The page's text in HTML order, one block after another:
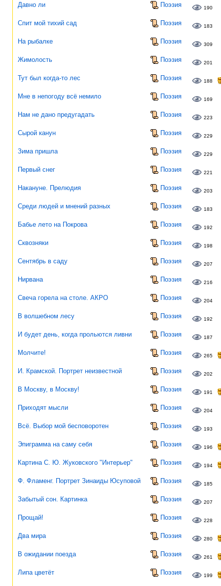
Давно ли Поэзия 190
Спит мой тихий сад Поэзия 183
На рыбалке Поэзия 309
Жимолость Поэзия 201
Тут был когда-то лес Поэзия 188
Мне в непогоду всё немило Поэзия 169
Нам не дано предугадать Поэзия 223
Сырой канун Поэзия 229
Зима пришла Поэзия 229
Первый снег Поэзия 221
Накануне. Прелюдия Поэзия 203
Среди людей и мнений разных Поэзия 183
Бабье лето на Покрова Поэзия 192
Сквозняки Поэзия 198
Сентябрь в саду Поэзия 207
Нирвана Поэзия 216
Свеча горела на столе. АКРО Поэзия 204
В волшебном лесу Поэзия 192
И будет день, когда прольются ливни Поэзия 187
Молчите! Поэзия 265
И. Крамской. Портрет неизвестной Поэзия 202
В Москву, в Москву! Поэзия 191
Приходят мысли Поэзия 204
Всё. Выбор мой бесповоротен Поэзия 193
Эпиграмма на саму себя Поэзия 196
Картина С. Ю. Жуковского "Интерьер" Поэзия 194
Ф. Фламенг. Портрет Зинаиды Юсуповой Поэзия 185
Забытый сон. Картинка Поэзия 207
Прощай! Поэзия 228
Два мира Поэзия 280
В ожидании поезда Поэзия 261
Липа цветёт Поэзия 199